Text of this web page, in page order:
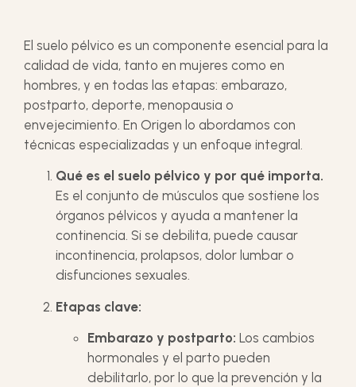
El suelo pélvico es un componente esencial para la
calidad de vida, tanto en mujeres como en
hombres, y en todas las etapas: embarazo,
postparto, deporte, menopausia o
envejecimiento. En Origen lo abordamos con
técnicas especializadas y un enfoque integral.
Qué es el suelo pélvico y por qué importa.
Es el conjunto de músculos que sostiene los
órganos pélvicos y ayuda a mantener la
continencia. Si se debilita, puede causar
incontinencia, prolapsos, dolor lumbar o
disfunciones sexuales.
Etapas clave:
Embarazo y postparto: Los cambios
hormonales y el parto pueden
debilitarlo, por lo que la prevención y la